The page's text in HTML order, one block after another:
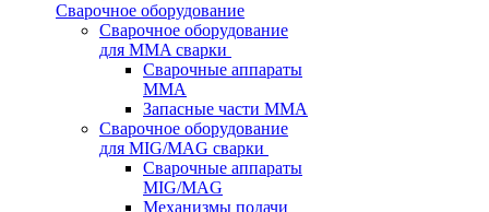
Сварочное оборудование
Сварочное оборудование
для MMA сварки
Сварочные аппараты
MMA
Запасные части MMA
Сварочное оборудование
для MIG/MAG сварки
Сварочные аппараты
MIG/MAG
Механизмы подачи